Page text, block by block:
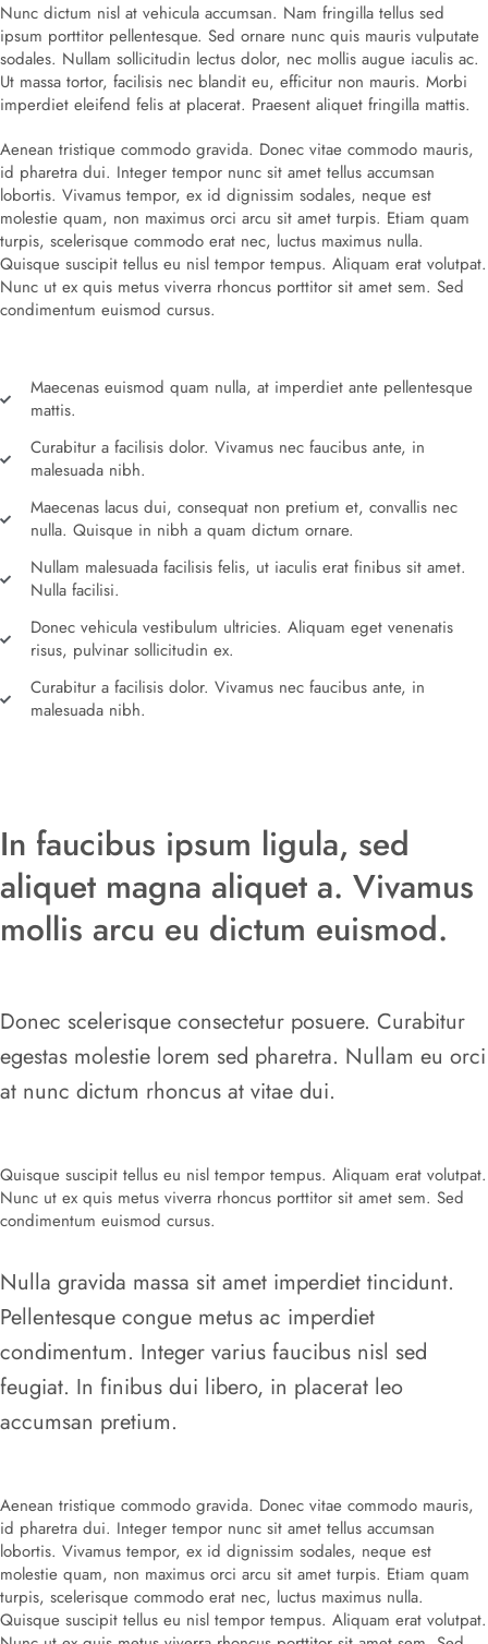
Nunc dictum nisl at vehicula accumsan. Nam fringilla tellus sed
ipsum porttitor pellentesque. Sed ornare nunc quis mauris vulputate
sodales. Nullam sollicitudin lectus dolor, nec mollis augue iaculis ac.
Ut massa tortor, facilisis nec blandit eu, efficitur non mauris. Morbi
imperdiet eleifend felis at placerat. Praesent aliquet fringilla mattis.
Aenean tristique commodo gravida. Donec vitae commodo mauris,
id pharetra dui. Integer tempor nunc sit amet tellus accumsan
lobortis. Vivamus tempor, ex id dignissim sodales, neque est
molestie quam, non maximus orci arcu sit amet turpis. Etiam quam
turpis, scelerisque commodo erat nec, luctus maximus nulla.
Quisque suscipit tellus eu nisl tempor tempus. Aliquam erat volutpat.
Nunc ut ex quis metus viverra rhoncus porttitor sit amet sem. Sed
condimentum euismod cursus.
Maecenas euismod quam nulla, at imperdiet ante pellentesque
mattis.
Curabitur a facilisis dolor. Vivamus nec faucibus ante, in
malesuada nibh.
Maecenas lacus dui, consequat non pretium et, convallis nec
nulla. Quisque in nibh a quam dictum ornare.
Nullam malesuada facilisis felis, ut iaculis erat finibus sit amet.
Nulla facilisi.
Donec vehicula vestibulum ultricies. Aliquam eget venenatis
risus, pulvinar sollicitudin ex.
Curabitur a facilisis dolor. Vivamus nec faucibus ante, in
malesuada nibh.
In faucibus ipsum ligula, sed
aliquet magna aliquet a. Vivamus
mollis arcu eu dictum euismod.
Donec scelerisque consectetur posuere. Curabitur
egestas molestie lorem sed pharetra. Nullam eu orci
at nunc dictum rhoncus at vitae dui.
Quisque suscipit tellus eu nisl tempor tempus. Aliquam erat volutpat.
Nunc ut ex quis metus viverra rhoncus porttitor sit amet sem. Sed
condimentum euismod cursus.
Nulla gravida massa sit amet imperdiet tincidunt.
Pellentesque congue metus ac imperdiet
condimentum. Integer varius faucibus nisl sed
feugiat. In finibus dui libero, in placerat leo
accumsan pretium.
Aenean tristique commodo gravida. Donec vitae commodo mauris,
id pharetra dui. Integer tempor nunc sit amet tellus accumsan
lobortis. Vivamus tempor, ex id dignissim sodales, neque est
molestie quam, non maximus orci arcu sit amet turpis. Etiam quam
turpis, scelerisque commodo erat nec, luctus maximus nulla.
Quisque suscipit tellus eu nisl tempor tempus. Aliquam erat volutpat.